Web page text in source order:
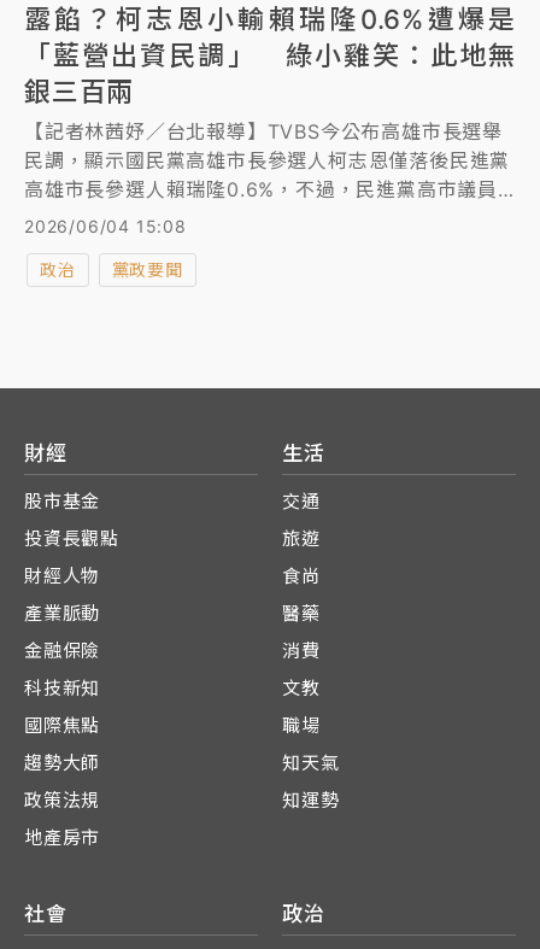
露餡？柯志恩小輸賴瑞隆0.6%遭爆是
「藍營出資民調」 綠小雞笑：此地無
銀三百兩
【記者林茜妤／台北報導】TVBS今公布高雄市長選舉
民調，顯示國民黨高雄市長參選人柯志恩僅落後民進黨
高雄市長參選人賴瑞隆0.6%，不過，民進黨高市議員
參選人蔡秉璁指出，TVBS新聞網報導第一時間曾寫到
該份民調「由藍營委託TVBS進行」，隨後又編輯刪去
這幾個字，雖然目前並無規定民調必須揭露出資委託單
2026/06/04 15:08
政治 黨政要聞
財經
股市基金
投資長觀點
財經人物
產業脈動
金融保險
科技新知
國際焦點
趨勢大師
政策法規
地產房市
生活
交通
旅遊
食尚
醫藥
消費
文教
職場
知天氣
知運勢
社會 政治